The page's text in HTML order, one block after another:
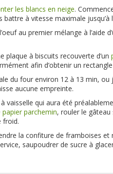
les blancs en neige.
à vitesse maximale jusqu’à
au premier mélange à l’aide
plaque à biscuits recouverte d’un
afin d’obtenir un
du four environ 12 à 13 min, ou
aucune empreinte.
vaisselle qui aura été
papier parchemin, rouler le
froid.
la confiture de framboises et
saupoudrer de sucre à